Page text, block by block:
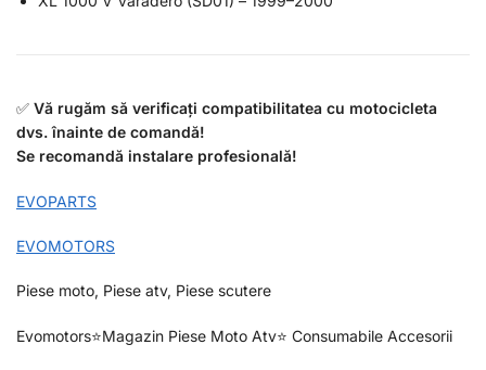
✅ Vă rugăm să verificați compatibilitatea cu motocicleta
dvs. înainte de comandă!
Se recomandă instalare profesională!
EVOPARTS
EVOMOTORS
Piese moto, Piese atv, Piese scutere
Evomotors⭐️Magazin Piese Moto Atv⭐️ Consumabile Accesorii